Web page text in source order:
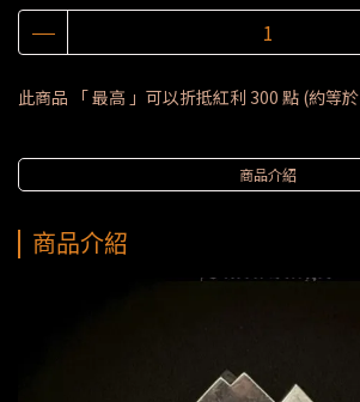
此商品 「 最高 」可以折抵紅利 300 點 (約等於
商品介紹
商品介紹